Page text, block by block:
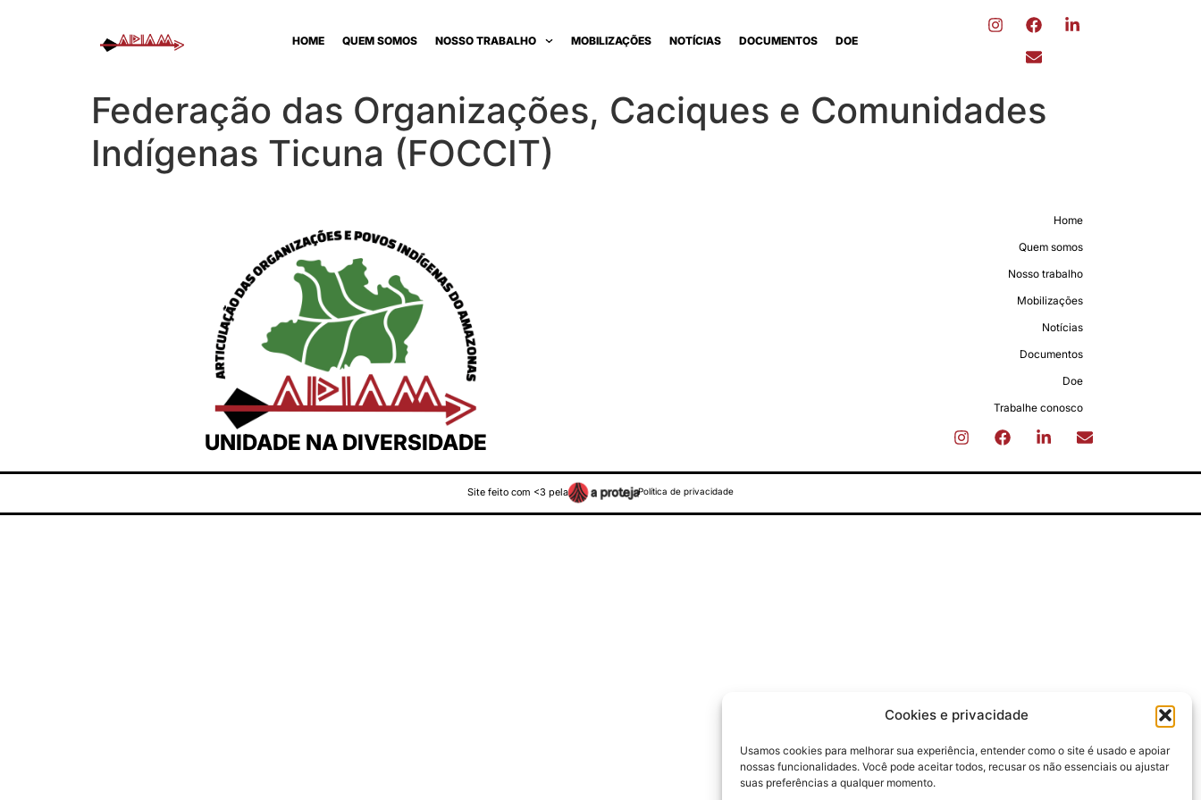
Cookies e privacidade
Usamos cookies para melhorar sua experiência, entender como o site é usado e apoiar
nossas funcionalidades. Você pode aceitar todos, recusar os não essenciais ou ajustar
suas preferências a qualquer momento.
HOME QUEM SOMOS NOSSO TRABALHO MOBILIZAÇÕES NOTÍCIAS DOCUMENTOS DOE
Federação das Organizações, Caciques e Comunidades
Indígenas Ticuna (FOCCIT)
UNIDADE NA DIVERSIDADE
Home
Quem somos
Nosso trabalho
Mobilizações
Notícias
Documentos
Doe
Trabalhe conosco
Site feito com <3 pela Política de privacidade